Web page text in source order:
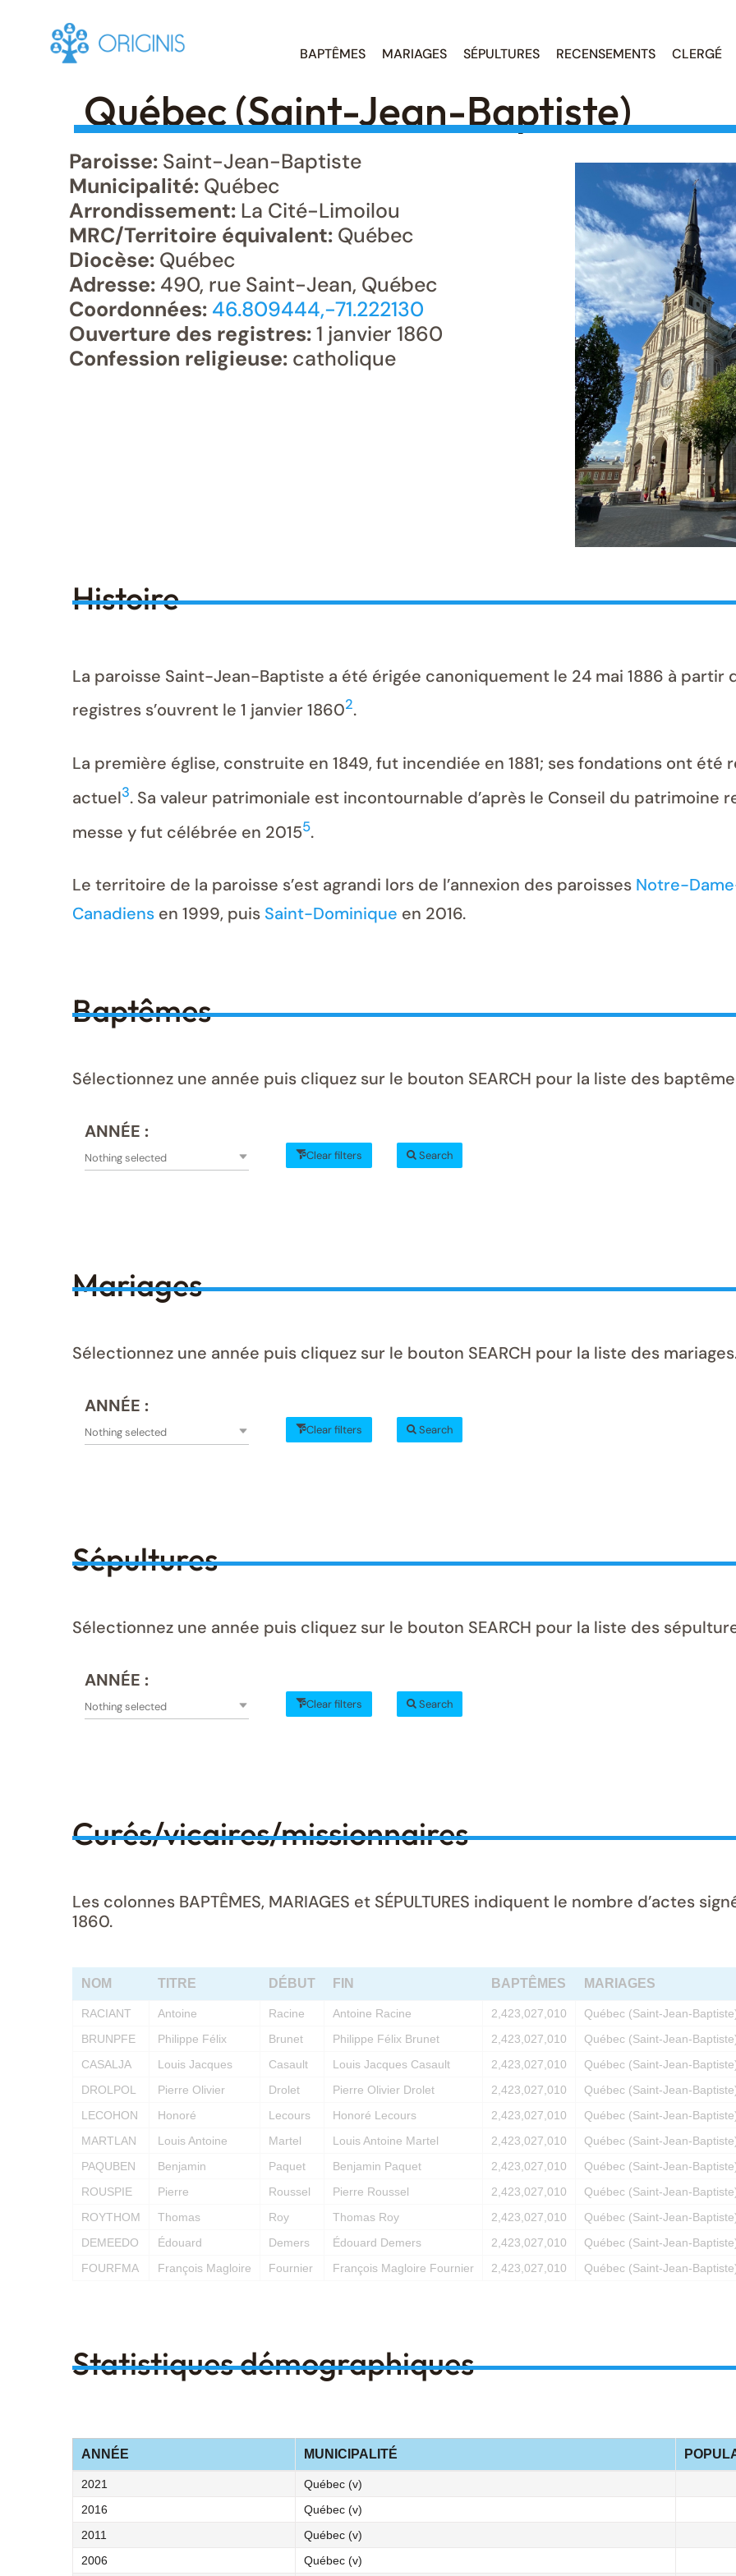
BAPTÊMES MARIAGES SÉPULTURES RECENSEMENTS CLERGÉ
Québec (Saint-Jean-Baptiste)
Paroisse: Saint-Jean-Baptiste
Municipalité: Québec
Arrondissement: La Cité-Limoilou
MRC/Territoire équivalent: Québec
Diocèse: Québec
Adresse: 490, rue Saint-Jean, Québec
Coordonnées: 46.809444,-71.222130
Ouverture des registres:1 janvier 1860
Confession religieuse: catholique
Histoire
La paroisse Saint-Jean-Baptiste a été érigée canoniquement le 24 mai 1886 à partir
registres s’ouvrent le 1 janvier 18602.
La première église, construite en 1849, fut incendiée en 1881; ses fondations ont
actuel3. Sa valeur patrimoniale est incontournable d’après le Conseil du patrimoine
messe y fut célébrée en 20155.
Le territoire de la paroisse s’est agrandi lors de l’annexion des paroisses Notre-
Canadiens en 1999, puis Saint-Dominique en 2016.
Baptêmes
Sélectionnez une année puis cliquez sur le bouton SEARCH pour la liste des
ANNÉE :
Nothing selected Clear filters Search
Mariages
Sélectionnez une année puis cliquez sur le bouton SEARCH pour la liste des
ANNÉE :
Nothing selected Clear filters Search
Sépultures
Sélectionnez une année puis cliquez sur le bouton SEARCH pour la liste des
ANNÉE :
Nothing selected Clear filters Search
Curés/vicaires/missionnaires
Les colonnes BAPTÊMES, MARIAGES et SÉPULTURES indiquent le nombre d’actes
1860.
NOM TITRE DÉBUT FIN BAPTÊMES MARIAGES
RACIANT Antoine Racine Antoine Racine 2,423,027,010
Québec (Saint-Jean-
BRUNPFE
Philippe Félix Brunet Philippe Félix Brunet 2,423,027,010
Québec (Saint-Jean-
CASALJA
Louis Jacques Casault Louis Jacques Casault 2,423,027,010
Québec (Saint-Jean-
DROLPOL
Pierre Olivier Drolet Pierre Olivier Drolet 2,423,027,010
Québec (Saint-Jean-
LECOHON
Honoré Lecours Honoré Lecours 2,423,027,010
Québec (Saint-Jean-
MARTLAN
Louis Antoine Martel Louis Antoine Martel 2,423,027,010
Québec (Saint-Jean-
PAQUBEN
Benjamin Paquet Benjamin Paquet 2,423,027,010
Québec (Saint-Jean-
ROUSPIE
Pierre Roussel Pierre Roussel 2,423,027,010
Québec (Saint-Jean-
ROYTHOM
Thomas Roy Thomas Roy 2,423,027,010
Québec (Saint-Jean-
DEMEEDO
Édouard Demers Édouard Demers 2,423,027,010
Québec (Saint-Jean-
FOURFMA
François Magloire Fournier François Magloire Fournier 2,423,027,010 Québec (Saint-Jean-
Statistiques démographiques
ANNÉE MUNICIPALITÉ
2021
Québec (v)
2016
Québec (v)
2011
Québec (v)
2006
Québec (v)